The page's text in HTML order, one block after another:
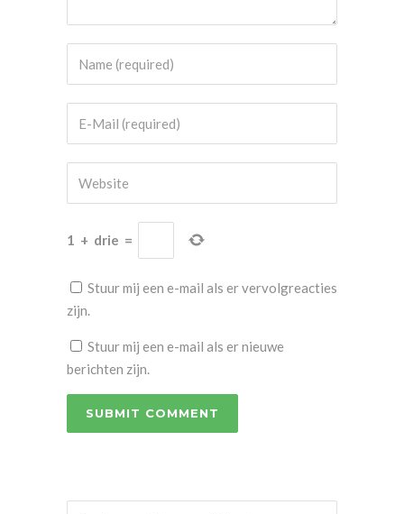
1 + drie =
Stuur mij een e-mail als er vervolgreacties
zijn.
Stuur mij een e-mail als er nieuwe
berichten zijn.